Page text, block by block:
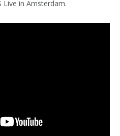
Live in Amsterdam.